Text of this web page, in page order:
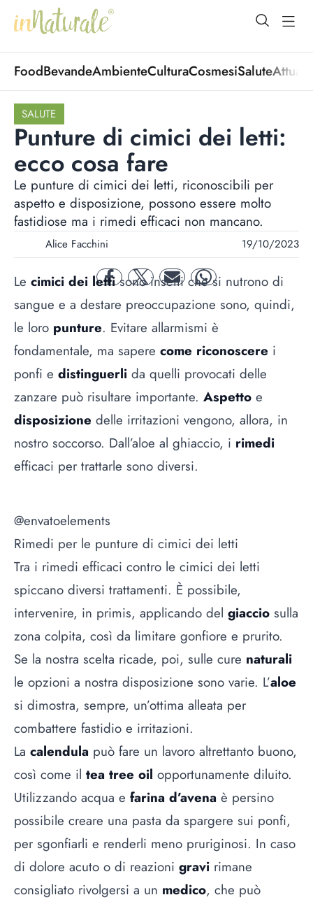
open
FoodBevandeAmbienteCulturaCosmesiSalute
SALUTE
Punture di cimici dei letti:
ecco cosa fare
Le punture di cimici dei letti, riconoscibili per
aspetto e disposizione, possono essere molto
fastidiose ma i rimedi efficaci non mancano.
Alice Facchini 19/10/2023
facebooktwitter mail whatsapp
Le cimici dei lettisono insetti che si nutrono di
sangue e a destare preoccupazione sono, quindi,
le loro punture. Evitare allarmismi è
fondamentale, ma sapere come riconoscere i
ponfi e distinguerli da quelli provocati delle
zanzare può risultare importante. Aspetto e
disposizione delle irritazioni vengono, allora, in
nostro soccorso. Dall’aloe al ghiaccio, i rimedi
efficaci per trattarle sono diversi.
@envatoelements
Rimedi per le punture di cimici dei letti
Tra i rimedi efficaci contro le cimici dei letti
spiccano diversi trattamenti. È possibile,
intervenire, in primis, applicando del giaccio sulla
zona colpita, così da limitare gonfiore e prurito.
Se la nostra scelta ricade, poi, sulle cure naturali
le opzioni a nostra disposizione sono varie. L’aloe
si dimostra, sempre, un’ottima alleata per
combattere fastidio e irritazioni.
La calendula può fare un lavoro altrettanto buono,
così come il tea tree oil opportunamente diluito.
Utilizzando acqua e farina d’avena è persino
possibile creare una pasta da spargere sui ponfi,
per sgonfiarli e renderli meno pruriginosi. In caso
di dolore acuto o di reazioni gravi rimane
consigliato rivolgersi a un medico, che può